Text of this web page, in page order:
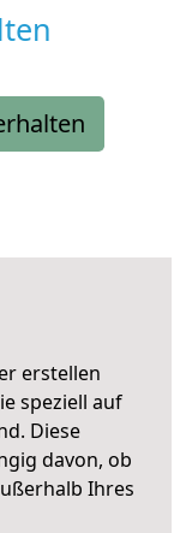
erstellen
speziell auf
Diese
davon, ob
Ihres